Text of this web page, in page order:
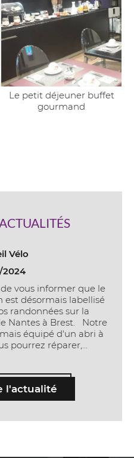
Le petit déjeuner buffet
gourmand
Vélo
2024
vous informer que le
est désormais labellisé
randonnées sur la
Nantes à Brest. Notre
équipé d'un abri à
pourrez réparer,...
l'actualité